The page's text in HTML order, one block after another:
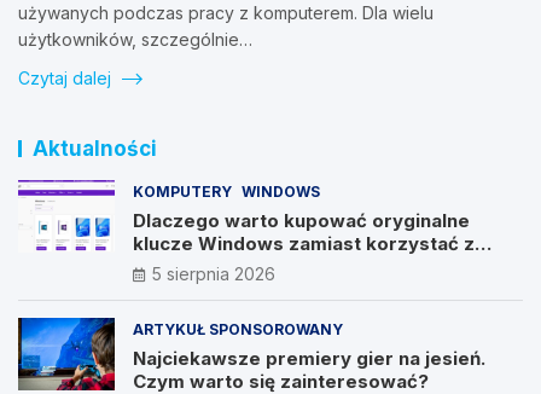
używanych podczas pracy z komputerem. Dla wielu
użytkowników, szczególnie…
Czytaj dalej
Aktualności
KOMPUTERY WINDOWS
Dlaczego warto kupować oryginalne
klucze Windows zamiast korzystać z
nieautoryzowanych źródeł?
5 sierpnia 2026
ARTYKUŁ SPONSOROWANY
Najciekawsze premiery gier na jesień.
Czym warto się zainteresować?